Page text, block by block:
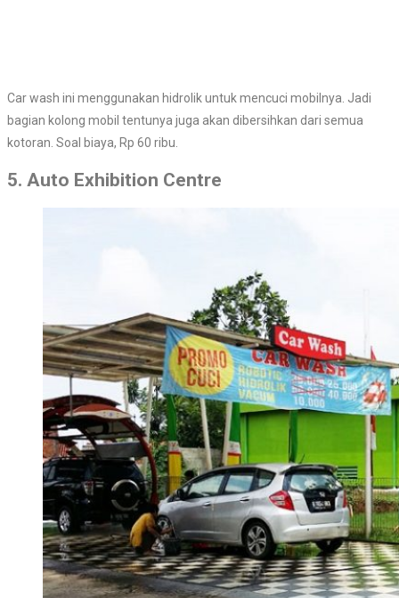
Car wash ini menggunakan hidrolik untuk mencuci mobilnya. Jadi
bagian kolong mobil tentunya juga akan dibersihkan dari semua
kotoran. Soal biaya, Rp 60 ribu.
5. Auto Exhibition Centre